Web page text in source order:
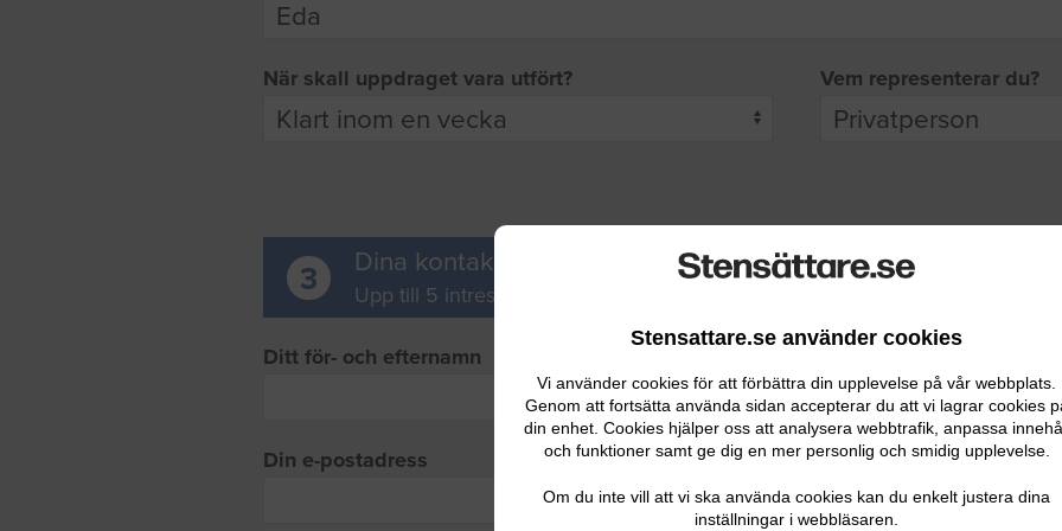
Stensattare.se använder cookies
Vi använder cookies för att förbättra din upplevelse på vår webbplats.
Genom att fortsätta använda sidan accepterar du att vi lagrar cookies
din enhet. Cookies hjälper oss att analysera webbtrafik, anpassa
och funktioner samt ge dig en mer personlig och smidig upplevelse.
Om du inte vill att vi ska använda cookies kan du enkelt justera dina
inställningar i webbläsaren.
När skall uppdraget vara utfört? Vem representerar du?
3 Dina kontaktuppgifter
Upp till 5 intresserade leverantörer får möjlighet att ta kontakt med dig.
Ditt för- och efternamn
Din e-postadress Ditt telefonnummer